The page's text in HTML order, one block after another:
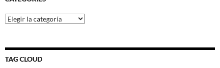
Categories
TAG CLOUD